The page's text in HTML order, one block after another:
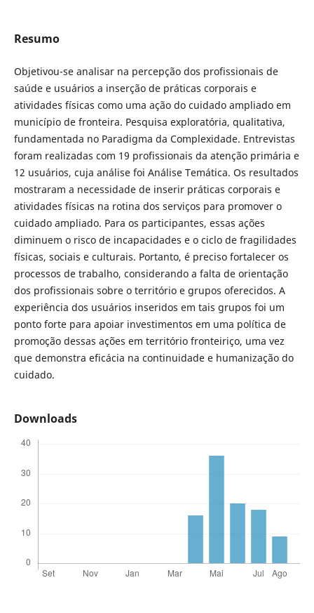
Resumo
Objetivou-se analisar na percepção dos profissionais de
saúde e usuários a inserção de práticas corporais e
atividades físicas como uma ação do cuidado ampliado em
município de fronteira. Pesquisa exploratória, qualitativa,
fundamentada no Paradigma da Complexidade. Entrevistas
foram realizadas com 19 profissionais da atenção primária e
12 usuários, cuja análise foi Análise Temática. Os resultados
mostraram a necessidade de inserir práticas corporais e
atividades físicas na rotina dos serviços para promover o
cuidado ampliado. Para os participantes, essas ações
diminuem o risco de incapacidades e o ciclo de fragilidades
físicas, sociais e culturais. Portanto, é preciso fortalecer os
processos de trabalho, considerando a falta de orientação
dos profissionais sobre o território e grupos oferecidos. A
experiência dos usuários inseridos em tais grupos foi um
ponto forte para apoiar investimentos em uma política de
promoção dessas ações em território fronteiriço, uma vez
que demonstra eficácia na continuidade e humanização do
cuidado.
Downloads